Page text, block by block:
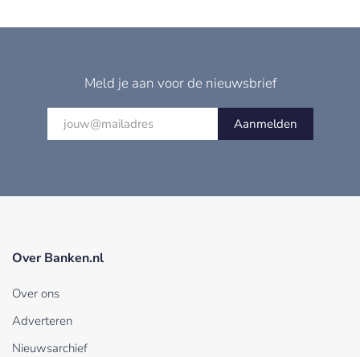
Meld je aan voor de nieuwsbrief
Aanmelden
Over Banken.nl
Over ons
Adverteren
Nieuwsarchief